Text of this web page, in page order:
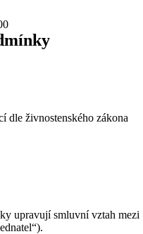
dle živnostenského zákona
upravují smluvní vztah mezi